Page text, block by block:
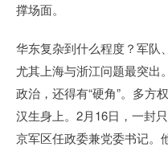
撑场面。
华东复杂到什么程度？军队
尤其上海与浙江问题最突出
政治，还得有“硬角”。多方
汉生身上。2月16日，一封
京军区任政委兼党委书记。